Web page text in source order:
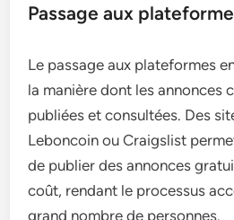
Passage aux
Le passage aux plateformes
la manière dont les annonces
publiées et consultées. Des
Leboncoin ou Craigslist
de publier des annonces
coût, rendant le processus
grand nombre de personnes.